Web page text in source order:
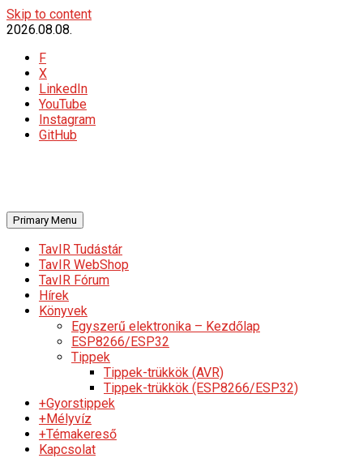
Skip to content
2026.08.08.
F
X
LinkedIn
YouTube
Instagram
GitHub
Primary Menu
TavIR Tudástár
TavIR WebShop
TavIR Fórum
Hírek
Könyvek
Egyszerű elektronika – Kezdőlap
ESP8266/ESP32
Tippek
Tippek-trükkök (AVR)
Tippek-trükkök (ESP8266/ESP32)
+Gyorstippek
+Mélyvíz
+Témakereső
Kapcsolat